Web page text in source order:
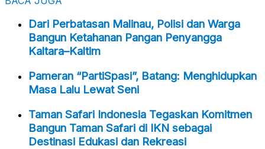
Dari Perbatasan Malinau, Polisi dan Warga
Bangun Ketahanan Pangan Penyangga
Kaltara–Kaltim
Pameran “PartiSpasi”, Batang: Menghidupkan
Masa Lalu Lewat Seni
Taman Safari Indonesia Tegaskan Komitmen
Bangun Taman Safari di IKN sebagai
Destinasi Edukasi dan Rekreasi